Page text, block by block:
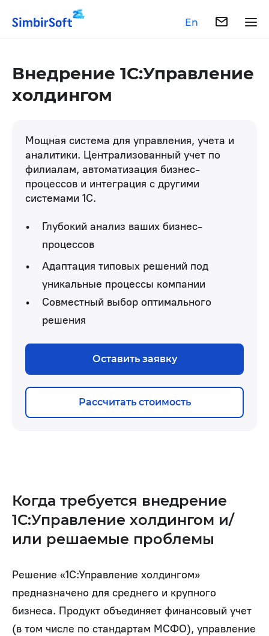
En
Внедрение 1С:Управление
холдингом
Мощная система для управления, учета и
аналитики. Централизованный учет по
филиалам, автоматизация бизнес-
процессов и интеграция с другими
системами 1С.
Глубокий анализ ваших бизнес-
процессов
Адаптация типовых решений под
уникальные процессы компании
Совместный выбор оптимального
решения
Оставить заявку
Рассчитать стоимость
Когда требуется внедрение
1С:Управление холдингом и/
или решаемые проблемы
Решение «1С:Управление холдингом»
предназначено для среднего и крупного
бизнеса. Продукт объединяет финансовый учет
(в том числе по стандартам МСФО), управление